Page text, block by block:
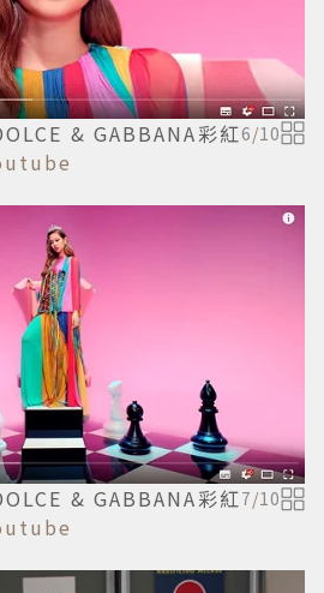
& GABBANA彩紅6/10
& GABBANA彩紅7/10